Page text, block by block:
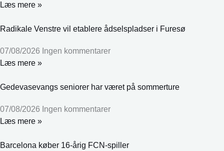
Læs mere »
Radikale Venstre vil etablere ådselspladser i Furesø
07/08/2026 Ingen kommentarer
Læs mere »
Gedevasevangs seniorer har været på sommerture
07/08/2026 Ingen kommentarer
Læs mere »
Barcelona køber 16-årig FCN-spiller